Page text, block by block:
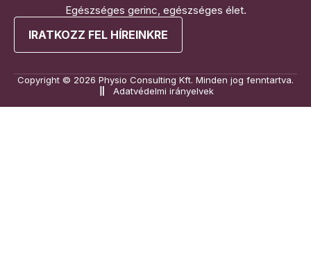
Egészséges gerinc, egészséges élet.
IRATKOZZ FEL HÍREINKRE
Copyright © 2026 Physio Consulting Kft. Minden jog fenntartva.
Adatvédelmi irányelvek